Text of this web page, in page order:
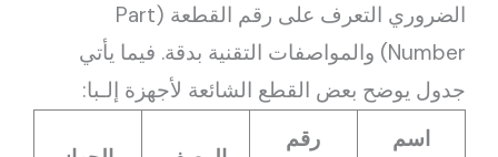
الضروري التعرف على رقم القطعة (Part
Number) والمواصفات التقنية بدقة. فيما يأتي
جدول يوضح بعض القطع الشائعة لأجهزة إلـبا:
اسم
رقم